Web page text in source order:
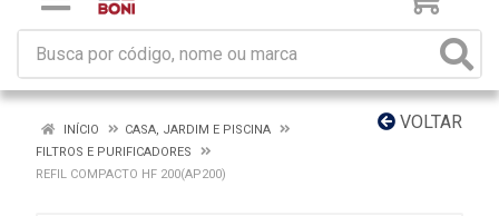
VOLTAR
INÍCIO
CASA, JARDIM E PISCINA
FILTROS E PURIFICADORES
REFIL COMPACTO HF 200(AP200)